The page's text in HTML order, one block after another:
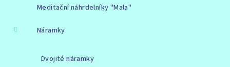
Meditační náhrdelníky "Mala"
Náramky
Dvojité náramky